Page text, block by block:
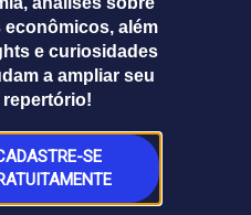
econômicos, além
e curiosidades
a ampliar seu
repertório!
SE
Broadcast+
O mercado
financeiro em
tempo real
Broadcast
Tudo sobre o
agronegócio
Broadcast
Broadcast
Empresas
Releases
a
30